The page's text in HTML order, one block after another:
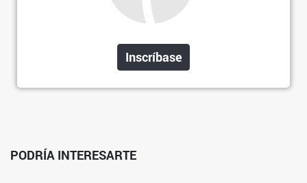
Inscríbase
PODRÍA INTERESARTE